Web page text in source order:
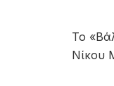
Το
Νίκου